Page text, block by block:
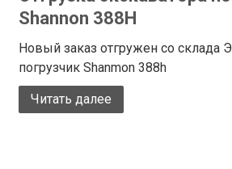
Shannon 388H
Новый заказ отгружен со склада
погрузчик Shanmon 388h
Читать далее